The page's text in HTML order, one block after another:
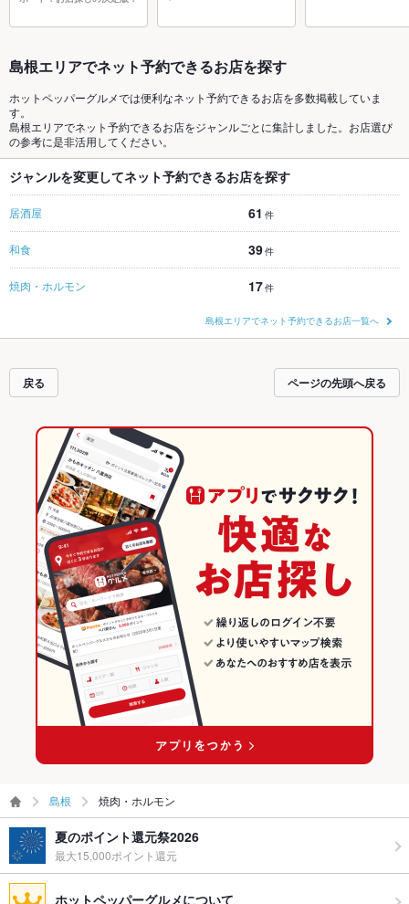
島根エリアでネット予約できるお店を探す
ホットペッパーグルメでは便利なネット予約できるお店を多数掲載していま
す。
島根エリアでネット予約できるお店をジャンルごとに集計しました。お店選び
の参考に是非活用してください。
ジャンルを変更してネット予約できるお店を探す
居酒屋 61 件
和食 39件
焼肉・ホルモン 17件
島根エリアでネット予約できるお店一覧へ
戻る ページの先頭へ戻る
島根 焼肉・ホルモン
夏のポイント還元祭2026
最大15,000ポイント還元
ホットペッパーグルメについて